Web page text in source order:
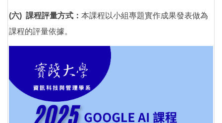
(六) 課程評量方式： 本課程以小組專題實作成果發表做為
課程的評量依據。